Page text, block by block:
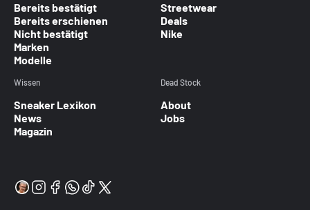
Bereits bestätigt
Bereits erschienen
Nicht bestätigt
Marken
Modelle
Streetwear
Deals
Nike
Wissen
Sneaker Lexikon
News
Magazin
Dead Stock
About
Jobs